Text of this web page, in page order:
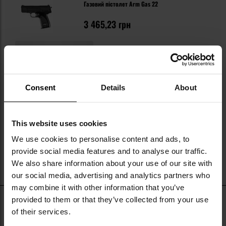
Consent Details About
This website uses cookies
We use cookies to personalise content and ads, to
provide social media features and to analyse our traffic.
We also share information about your use of our site with
our social media, advertising and analytics partners who
may combine it with other information that you’ve
provided to them or that they’ve collected from your use
of their services.
Газовий пістолет Arm Gas 22
3 465,23 грн
Газовий пістолет - це різновид метальної зброї, яка